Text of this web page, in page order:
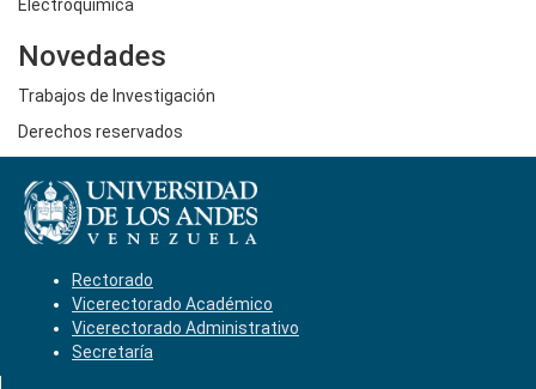
Electroquímica
Novedades
Trabajos de Investigación
Derechos reservados
Rectorado
Vicerectorado Académico
Vicerectorado Administrativo
Secretaría